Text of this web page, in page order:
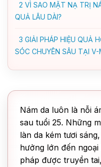
2 VÌ SAO MẶT NẠ TRỊ
QUẢ LÂU DÀI?
3 GIẢI PHÁP HIỆU QUẢ
SÓC CHUYÊN SÂU TẠI V-
Nám da luôn là nỗi
sau tuổi 25. Những
làn da kém tươi
hưởng lớn đến
pháp được truyền tai,